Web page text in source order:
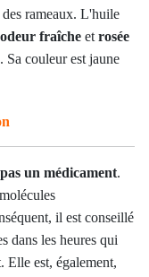
rameaux. L'huile
odeur fraîche et rosée
Sa couleur est jaune
un médicament.
il est conseillé
dans les heures qui
Elle est, également,